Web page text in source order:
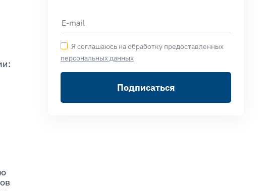
Я соглашаюсь на обработку предоставленных
персональных данных
Подписаться